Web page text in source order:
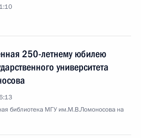
250-летнему юбилею
университета
библиотека МГУ им.М.В.Ломоносова на